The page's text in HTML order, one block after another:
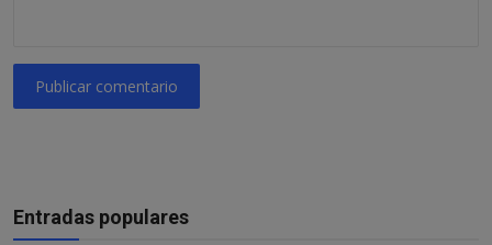
Publicar comentario
Entradas populares